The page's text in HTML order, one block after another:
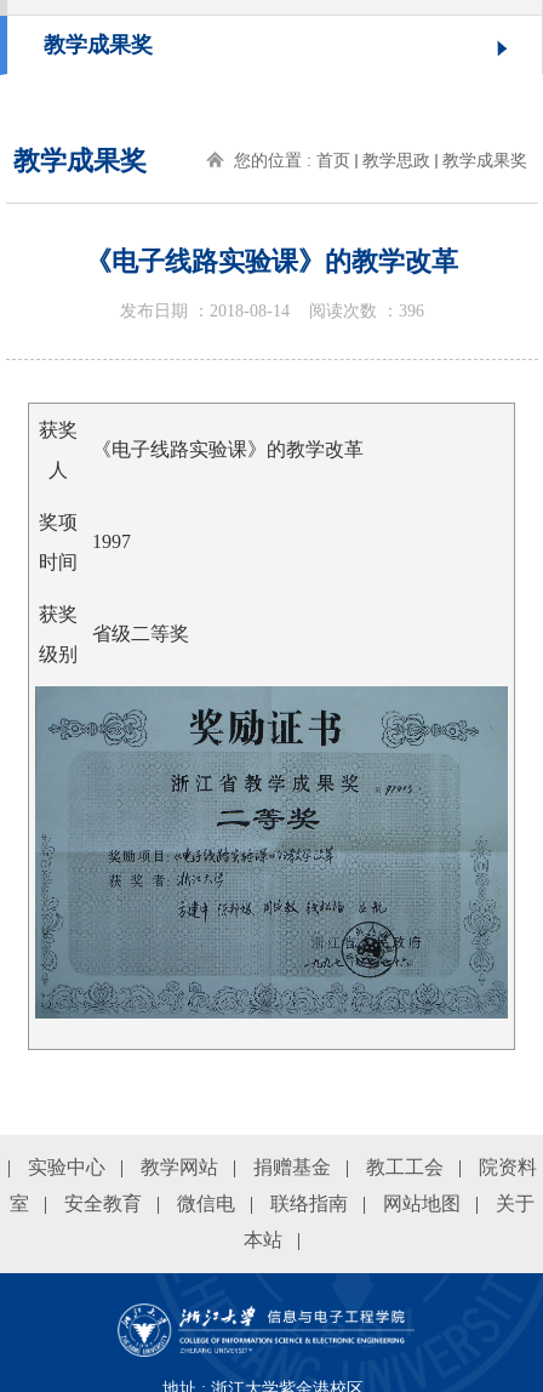
教学成果奖
教学成果奖 您的位置 : 首页 教学思政 教学成果奖
《电子线路实验课》的教学改革
发布日期 ： 2018-08-14阅读次数 ： 396
获奖
人
《电子线路实验课》的教学改革
奖项
时间
1997
获奖
级别
省级二等奖
| 实验中心 | 教学网站 | 捐赠基金 | 教工工会 |
院资料
室
| 安全教育 | 微信电 | 联络指南 | 网站地图 |
关于
本站
|